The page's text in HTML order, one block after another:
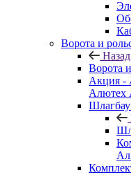
Ворота и
Назад
Ворота
Акция -
Алютех